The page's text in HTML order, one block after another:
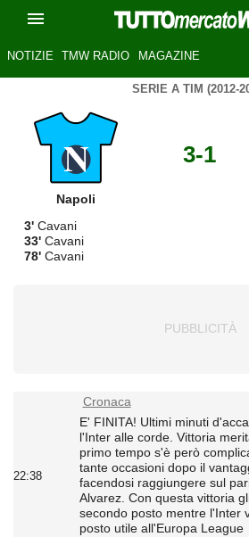
NOTIZIE TMW RADIO MAGAZINE
SERIE A TIM (2012-
Napoli
3-1
3' Cavani
33' Cavani
78' Cavani
Cronaca
22:38
E' FINITA! Ultimi minuti
l'Inter alle corde. Vittoria
primo tempo s'è però
tante occasioni dopo il
facendosi raggiungere sul
Alvarez. Con questa vittoria
secondo posto mentre l'Inter
posto utile all'Europa League